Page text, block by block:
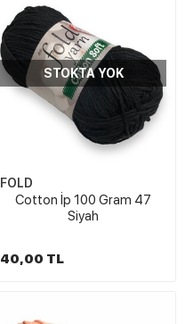
STOKTA YOK
FOLD
Cotton İp 100 Gram 47
Siyah
40,00 TL